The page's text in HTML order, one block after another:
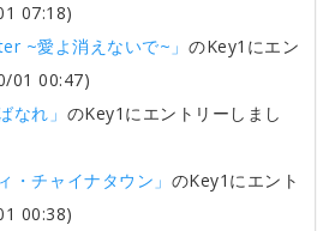
07:18)
~愛よ消えないで~」のKey1にエン
01 00:47)
なれ」 のKey1にエントリーしまし
・チャイナタウン」 のKey1にエント
00:38)